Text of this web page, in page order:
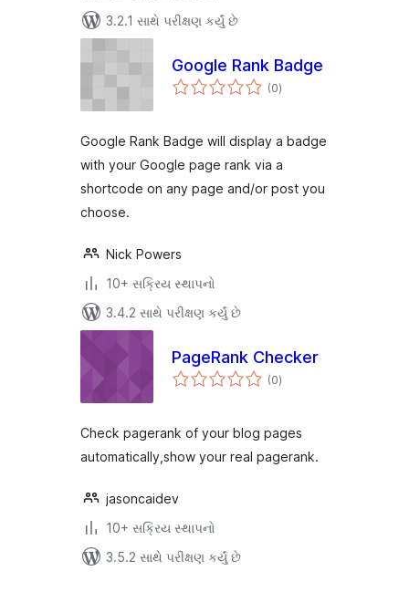
3.2.1 સાથે પરીક્ષણ કર્યું છે
Google Rank Badge
(0કુલ
રેટિંગ્સ
)
Google Rank Badge will display a badge
with your Google page rank via a
shortcode on any page and/or post you
choose.
Nick Powers
10+ સક્રિય સ્થાપનો
3.4.2 સાથે પરીક્ષણ કર્યું છે
PageRank Checker
(0કુલ
રેટિંગ્સ
)
Check pagerank of your blog pages
automatically,show your real pagerank.
jasoncaidev
10+ સક્રિય સ્થાપનો
3.5.2 સાથે પરીક્ષણ કર્યું છે